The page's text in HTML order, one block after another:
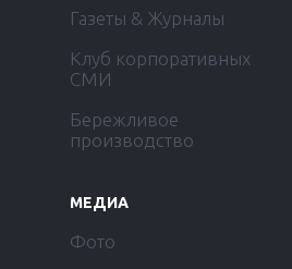
Газеты & Журналы
Клуб корпоративных
СМИ
Бережливое
производство
МЕДИА
Фото